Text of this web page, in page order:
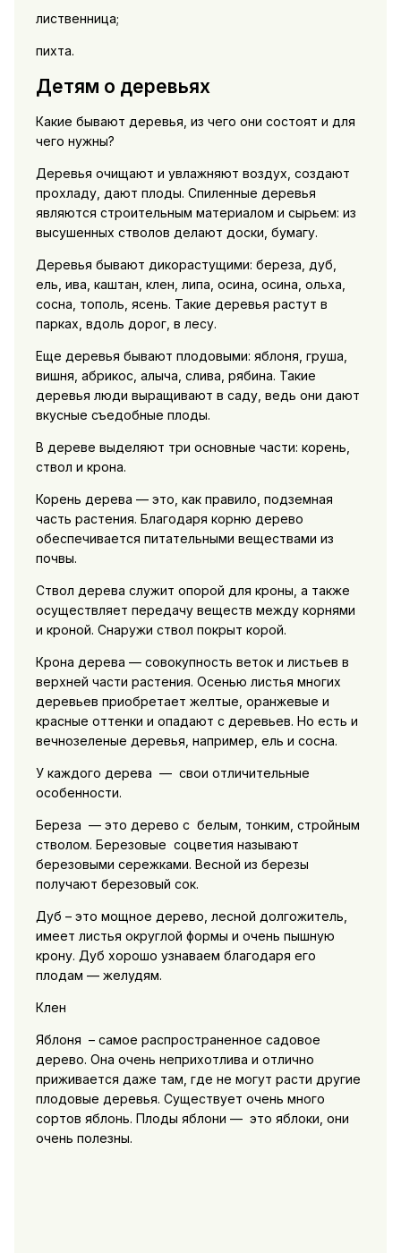
лиственница;
пихта.
Детям о деревьях
Какие бывают деревья, из чего они состоят и для
чего нужны?
Деревья очищают и увлажняют воздух, создают
прохладу, дают плоды. Спиленные деревья
являются строительным материалом и сырьем: из
высушенных стволов делают доски, бумагу.
Деревья бывают дикорастущими: береза, дуб,
ель, ива, каштан, клен, липа, осина, осина, ольха,
сосна, тополь, ясень. Такие деревья растут в
парках, вдоль дорог, в лесу.
Еще деревья бывают плодовыми: яблоня, груша,
вишня, абрикос, алыча, слива, рябина. Такие
деревья люди выращивают в саду, ведь они дают
вкусные съедобные плоды.
В дереве выделяют три основные части: корень,
ствол и крона.
Корень дерева — это, как правило, подземная
часть растения. Благодаря корню дерево
обеспечивается питательными веществами из
почвы.
Ствол дерева служит опорой для кроны, а также
осуществляет передачу веществ между корнями
и кроной. Снаружи ствол покрыт корой.
Крона дерева — совокупность веток и листьев в
верхней части растения. Осенью листья многих
деревьев приобретает желтые, оранжевые и
красные оттенки и опадают с деревьев. Но есть и
вечнозеленые деревья, например, ель и сосна.
У каждого дерева — свои отличительные
особенности.
Береза — это дерево с белым, тонким, стройным
стволом. Березовые соцветия называют
березовыми сережками. Весной из березы
получают березовый сок.
Дуб – это мощное дерево, лесной долгожитель,
имеет листья округлой формы и очень пышную
крону. Дуб хорошо узнаваем благодаря его
плодам — желудям.
Клен
Яблоня – самое распространенное садовое
дерево. Она очень неприхотлива и отлично
приживается даже там, где не могут расти другие
плодовые деревья. Существует очень много
сортов яблонь. Плоды яблони — это яблоки, они
очень полезны.